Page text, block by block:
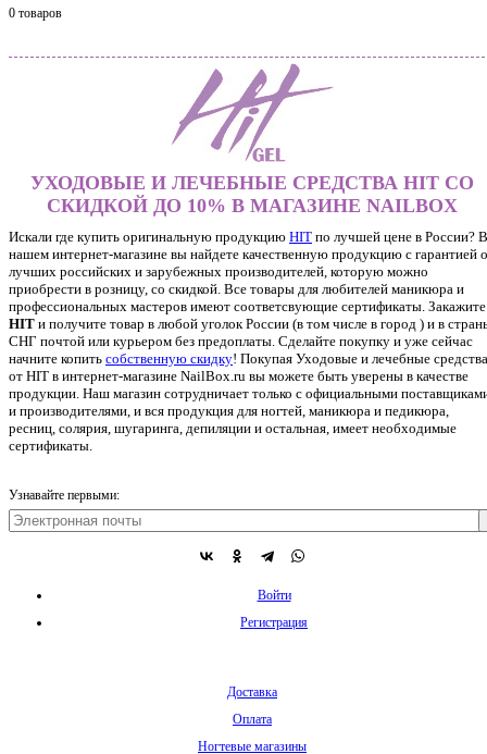
0 товаров
УХОДОВЫЕ И ЛЕЧЕБНЫЕ СРЕДСТВА HIT СО
СКИДКОЙ ДО 10% В МАГАЗИНЕ NAILBOX
Искали где купить оригинальную продукцию HIT по лучшей цене в России? В
нашем интернет-магазине вы найдете качественную продукцию с гарантией
лучших российских и зарубежных производителей, которую можно
приобрести в розницу, со скидкой. Все товары для любителей маникюра и
профессиональных мастеров имеют соответсвующие сертификаты. Закажите
HIT и получите товар в любой уголок России (в том числе в город ) и в
СНГ почтой или курьером без предоплаты. Сделайте покупку и уже сейчас
начните копить собственную скидку! Покупая Уходовые и лечебные средства
от HIT в интернет-магазине NailBox.ru вы можете быть уверены в качестве
продукции. Наш магазин сотрудничает только с официальными
и производителями, и вся продукция для ногтей, маникюра и педикюра,
ресниц, солярия, шугаринга, депиляции и остальная, имеет необходимые
сертификаты.
Узнавайте первыми:
Войти
Регистрация
Доставка
Оплата
Ногтевые магазины